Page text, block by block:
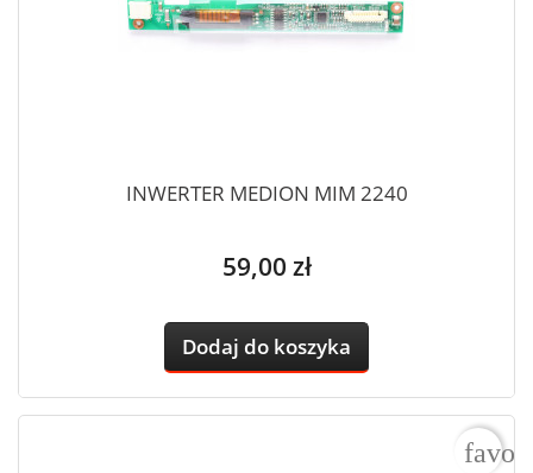
INWERTER MEDION MIM 2240
Cena
59,00 zł
Dodaj do koszyka